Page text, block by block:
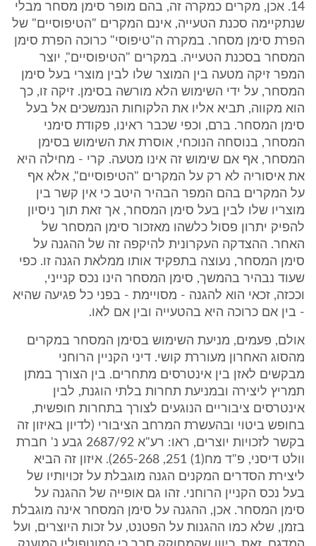
14. אכן, מקרים כמקרה זה, בהם מופר סימן מסחר מבלי
שנתקיימה סכנת הטעייה, אינם המקרים "הטיפוסיים" של
הפרת סימן מסחר. במקרה ה"טיפוסי" כרוכה הפרת סימן
המסחר בסכנת הטעייה. במקרים "הטיפוסיים", יוצר
המפר זיקה מטעה בין המוצר שלו לבין מוצרי בעל סימן
המסחר, על ידי השימוש הלא מורשה בסימן. זיקה זו, כך
הוא מקווה, תביא אליו את הלקוחות הנמשכים אל בעל
סימן המסחר. ברם, וכפי שכבר ראינו, פקודת סימני
המסחר, בנוסחה הנוכחי, אוסרת את השימוש בסימן
המסחר, אף אם שימוש זה אינו מטעה. קרי - מחילה היא
את איסוריה לא רק על המקרים "הטיפוסיים", אלא אף
על המקרים בהם המפר הבהיר היטב כי אין קשר בין
מוצריו שלו לבין בעל סימן המסחר, אך זאת תוך ניסיון
להפיק יתרון פסול כלשהו מאזכור סימן המסחר של
האחר. ההצדקה העקרונית להיקפה זה של ההגנה על
סימן המסחר, נעוצה בתפקיד אותו ממלאת הגנה זו. כפי
שעוד נבהיר בהמשך, סימן המסחר הינו נכס קנייני,
וככזה, זכאי הוא להגנה - מסויימת - בפני כל פגיעה שהיא
- בין אם כרוכה היא בהטעייה ובין אם לאו.
אולם, פעמים, מניעת השימוש בסימן המסחר במקרים
מהסוג האחרון מעוררת קושי. דיני הקניין הרוחני
מבקשים לאזן בין אינטרסים מתחרים. בין הצורך במתן
תמריץ ליצירה ובמניעת תחרות בלתי הוגנת, לבין
אינטרסים ציבוריים הנוגעים לצורך בתחרות חופשית,
בחופש ביטוי ובהעשרת המרחב הציבורי (לדיון באיזון זה
בקשר לזכויות יוצרים, ראו: רע"א 2687/92 גבע נ' חברת
וולט דיסני, פ"ד מח(1) 251, 265-268). איזון זה הביא
ליצירת הסדרים המקנים הגנה מוגבלת על זכויותיו של
בעל נכס הקניין הרוחני. זהו גם אופייה של ההגנה על
סימן המסחר. אכן, ההגנה על סימן המסחר אינה מוגבלת
בזמן, שלא כמו ההגנות על הפטנט, על זכות היוצרים, ועל